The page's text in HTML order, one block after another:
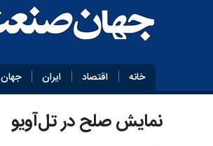
خانه اقتصاد ایران جهان
نمایش صلح در تل‌آویو